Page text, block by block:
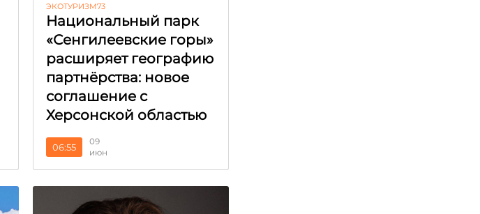
ЭКОТУРИЗМ73
Национальный парк
«Сенгилеевские горы»
расширяет географию
партнёрства: новое
соглашение с
Херсонской областью
06:55
09
июн